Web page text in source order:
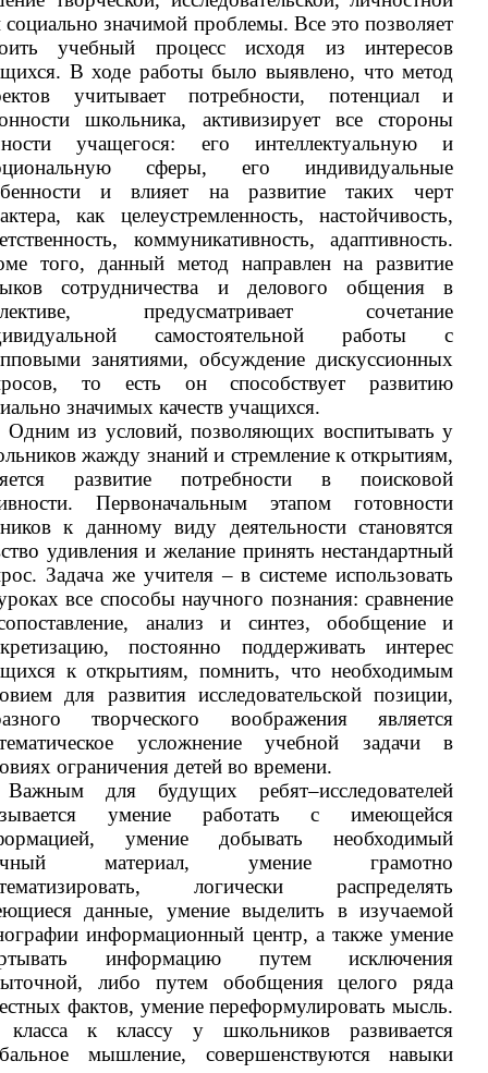
социально значимой проблемы. Все это позволяет
учебный процесс исходя из интересов
В ходе работы было выявлено, что метод
учитывает потребности, потенциал и
школьника, активизирует все стороны
учащегося: его интеллектуальную и
сферы, его индивидуальные
и влияет на развитие таких черт
как целеустремленность, настойчивость,
коммуникативность, адаптивность.
того, данный метод направлен на развитие
сотрудничества и делового общения в
предусматривает сочетание
самостоятельной работы с
занятиями, обсуждение дискуссионных
то есть он способствует развитию
значимых качеств учащихся.
Одним из условий, позволяющих воспитывать у
жажду знаний и стремление к открытиям,
развитие потребности в поисковой
Первоначальным этапом готовности
к данному виду деятельности становятся
удивления и желание принять нестандартный
Задача же учителя – в системе использовать
все способы научного познания: сравнение
анализ и синтез, обобщение и
постоянно поддерживать интерес
к открытиям, помнить, что необходимым
для развития исследовательской позиции,
творческого воображения является
усложнение учебной задачи в
ограничения детей во времени.
Важным для будущих ребят–исследователей
умение работать с имеющейся
умение добывать необходимый
материал, умение грамотно
логически распределять
данные, умение выделить в изучаемой
информационный центр, а также умение
информацию путем исключения
либо путем обобщения целого ряда
фактов, умение переформулировать мысль.
к классу у школьников развивается
мышление, совершенствуются навыки